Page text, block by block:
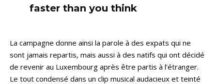
faster than you think
La campagne donne ainsi la parole à des expats qui ne
sont jamais repartis, mais aussi à des natifs qui ont décidé
de revenir au Luxembourg après être partis à l’étranger.
Le tout condensé dans un clip musical audacieux et teinté